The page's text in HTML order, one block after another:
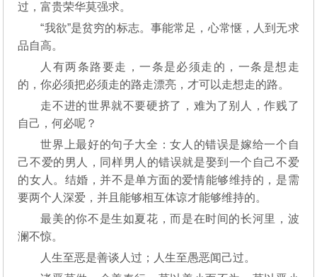
过，富贵荣华莫强求。
“我欲”是贫穷的标志。事能常足，心常惬，人到无求
品自高。
人有两条路要走，一条是必须走的，一条是想走
的，你必须把必须走的路走漂亮，才可以走想走的路。
走不进的世界就不要硬挤了，难为了别人，作贱了
自己，何必呢？
世界上最好的句子大全：女人的错误是嫁给一个自
己不爱的男人，同样男人的错误就是娶到一个自己不爱
的女人。结婚，并不是单方面的爱情能够维持的，是需
要两个人深爱，并且能够相互体谅才能够维持的。
最美的你不是生如夏花，而是在时间的长河里，波
澜不惊。
人生至恶是善谈人过；人生至愚恶闻己过。